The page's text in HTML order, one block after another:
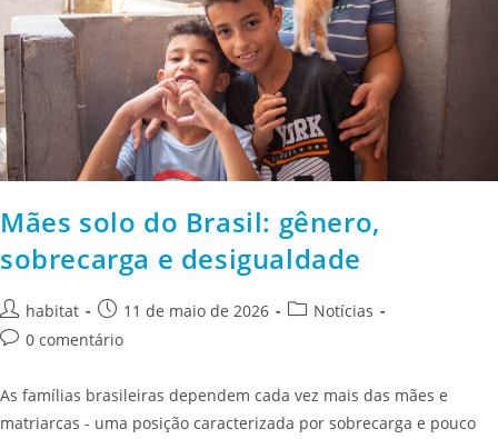
Mães solo do Brasil: gênero,
sobrecarga e desigualdade
habitat 11 de maio de 2026
Notícias
0 comentário
As famílias brasileiras dependem cada vez mais das mães e
matriarcas - uma posição caracterizada por sobrecarga e pouco